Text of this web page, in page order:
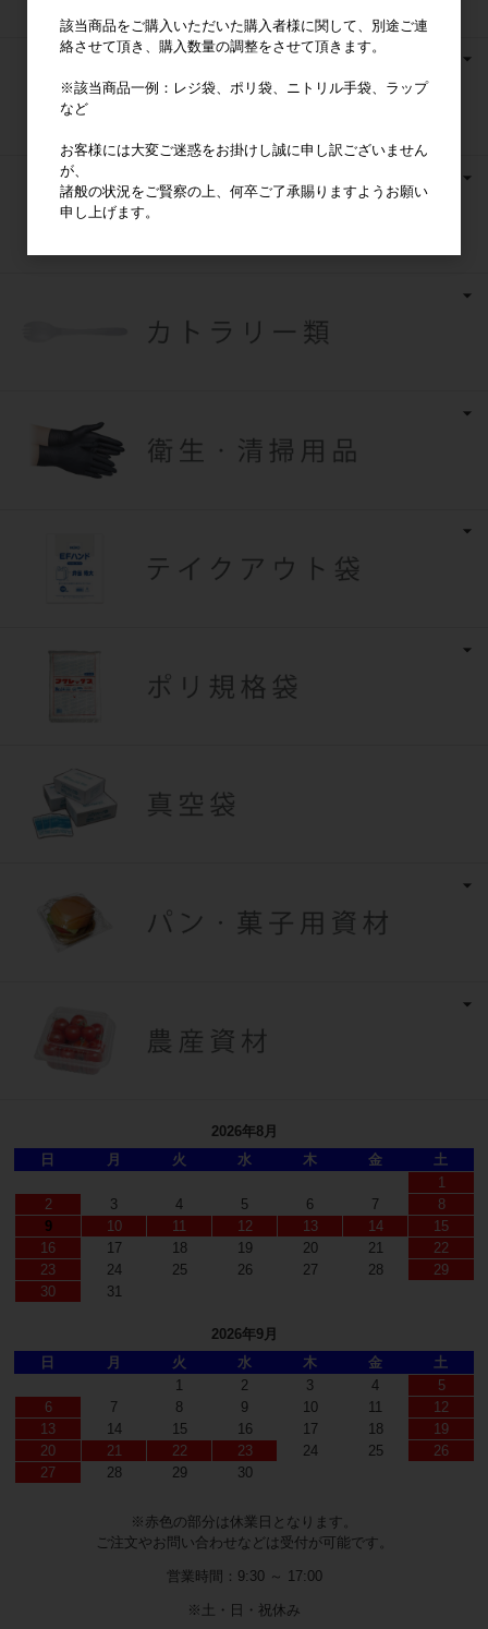
2026年8月
日
月 火 水 木 金
土
1
2
3 4 5 6 7
8
9
10 11 12 13 14
15
16
17 18 19 20 21
22
23
24 25 26 27 28
29
30
31
2026年9月
日
月 火 水 木 金
土
1
2 3 4
5
6
7 8 9 10 11
12
13
14 15 16 17 18
19
20
21 22 23 24 25
26
27
28 29 30
※赤色の部分は休業日となります。
ご注文やお問い合わせなどは受付が可能です。
営業時間：9:30 ～ 17:00
※土・日・祝休み
該当商品をご購入いただいた購入者様に関して、別途ご連
絡させて頂き、購入数量の調整をさせて頂きます。
※該当商品一例：レジ袋、ポリ袋、ニトリル手袋、ラップ
など
お客様には大変ご迷惑をお掛けし誠に申し訳ございません
が、
諸般の状況をご賢察の上、何卒ご了承賜りますようお願い
申し上げます。